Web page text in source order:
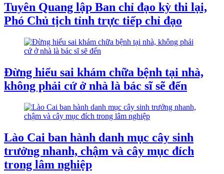
Tuyên Quang lập Ban chỉ đạo kỳ thi lại,
Phó Chủ tịch tỉnh trực tiếp chỉ đạo
Đừng hiểu sai khám chữa bệnh tại nhà,
không phải cứ ở nhà là bác sĩ sẽ đến
Lào Cai ban hành danh mục cây sinh
trưởng nhanh, chậm và cây mục đích
trong lâm nghiệp